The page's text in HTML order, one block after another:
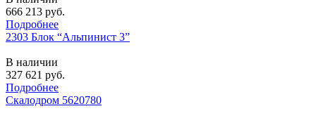
666 213 руб.
Подробнее
2303 Блок “Альпинист 3”
В наличии
327 621 руб.
Подробнее
Скалодром 5620780